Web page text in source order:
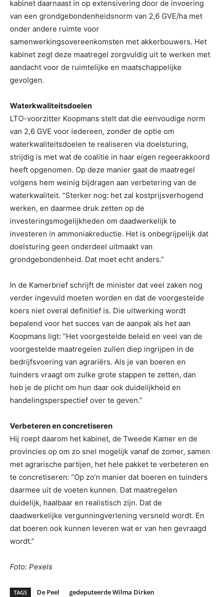
kabinet daarnaast in op extensivering door de invoering
van een grondgebondenheidsnorm van 2,6 GVE/ha met
onder andere ruimte voor
samenwerkingsovereenkomsten met akkerbouwers. Het
kabinet zegt deze maatregel zorgvuldig uit te werken met
aandacht voor de ruimtelijke en maatschappelijke
gevolgen.
Waterkwaliteitsdoelen
LTO-voorzitter Koopmans stelt dat die eenvoudige norm
van 2,6 GVE voor iedereen, zonder de optie om
waterkwaliteitsdoelen te realiseren via doelsturing,
strijdig is met wat de coalitie in haar eigen regeerakkoord
heeft opgenomen. Op deze manier gaat de maatregel
volgens hem weinig bijdragen aan verbetering van de
waterkwaliteit. “Sterker nog: het zal kostprijsverhogend
werken, en daarmee druk zetten op de
investeringsmogelijkheden om daadwerkelijk te
investeren in ammoniakreductie. Het is onbegrijpelijk dat
doelsturing geen onderdeel uitmaakt van
grondgebondenheid. Dat moet echt anders.”
In de Kamerbrief schrijft de minister dat veel zaken nog
verder ingevuld moeten worden en dat de voorgestelde
koers niet overal definitief is. Die uitwerking wordt
bepalend voor het succes van de aanpak als het aan
Koopmans ligt: “Het voorgestelde beleid en veel van de
voorgestelde maatregelen zullen diep ingrijpen in de
bedrijfsvoering van agrariërs. Als je van boeren en
tuinders vraagt om zulke grote stappen te zetten, dan
heb je de plicht om hun daar ook duidelijkheid en
handelingsperspectief over te geven.”
Verbeteren en concretiseren
Hij roept daarom het kabinet, de Tweede Kamer en de
provincies op om zo snel mogelijk vanaf de zomer, samen
met agrarische partijen, het hele pakket te verbeteren en
te concretiseren: “Op zo’n manier dat boeren en tuinders
daarmee uit de voeten kunnen. Dat maatregelen
duidelijk, haalbaar en realistisch zijn. Dat de
daadwerkelijke vergunningverlening versneld wordt. En
dat boeren ook kunnen leveren wat er van hen gevraagd
wordt.”
Foto: Pexels
TAGS De Peel
gedeputeerde Wilma Dirken